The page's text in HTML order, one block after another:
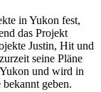
in Yukon fest,
das Projekt
Justin, Hit und
seine Pläne
und wird in
geben.